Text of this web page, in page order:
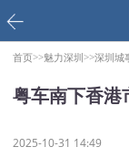
首页>>魅力深圳>>深圳城
粤车南下香港
2025-10-31 14:49